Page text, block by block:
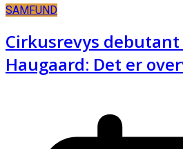
SAMFUND
Cirkusrevys
Haugaard: Det er